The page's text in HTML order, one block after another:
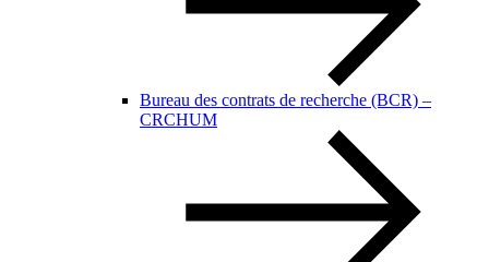
Bureau des contrats de recherche (BCR) –
CRCHUM